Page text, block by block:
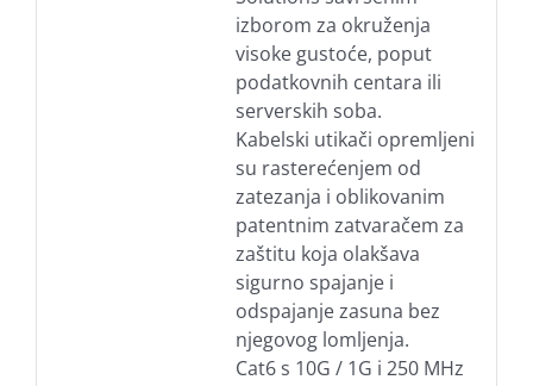
izborom za okruženja
visoke gustoće, poput
podatkovnih centara ili
serverskih soba.
Kabelski utikači opremljeni
su rasterećenjem od
zatezanja i oblikovanim
patentnim zatvaračem za
zaštitu koja olakšava
sigurno spajanje i
odspajanje zasuna bez
njegovog lomljenja.
Cat6 s 10G / 1G i 250 MHz